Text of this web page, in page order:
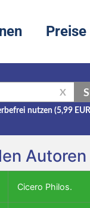
Preise
X
nutzen (5,99
Cicero Philos.